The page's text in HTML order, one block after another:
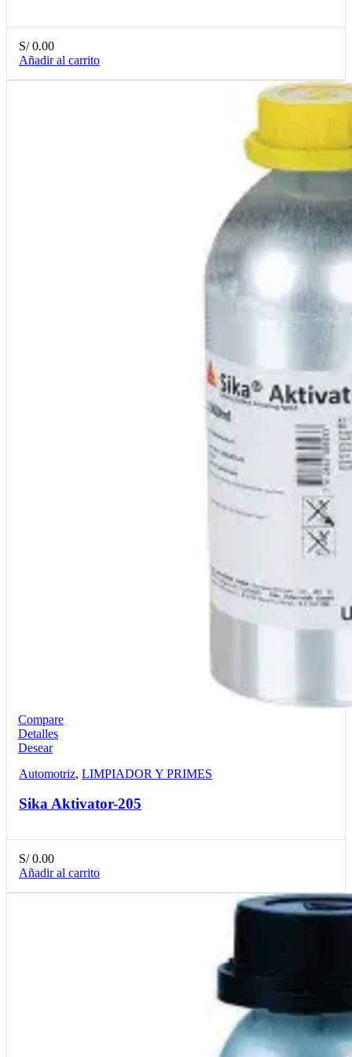
S/0.00
Añadir al carrito
Compare
Detalles
Desear
Automotriz, LIMPIADOR Y PRIMES
Sika Aktivator-205
S/0.00
Añadir al carrito